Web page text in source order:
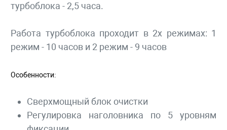
турбоблока - 2,5 часа.
Работа турбоблока проходит в 2х режимах: 1
режим - 10 часов и 2 режим - 9 часов
Особенности:
Сверхмощный блок очистки
Регулировка наголовника по 5 уровням